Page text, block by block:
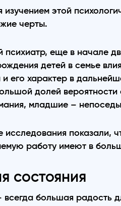
этой
черты.
еще в начале
детей в семье
и его характер в
долей вероятности
младшие –
исследования показали,
работу имеют в
состояния
всегда большая радость